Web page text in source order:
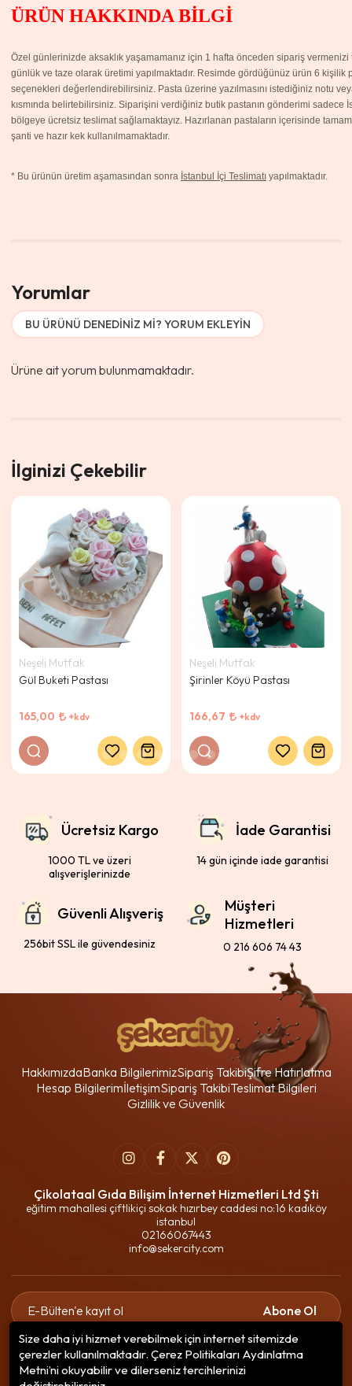
ÜRÜN HAKKINDA BİLGİ
Özel günlerinizde aksaklık yaşamamanız için 1 hafta önceden sipariş
günlük ve taze olarak üretimi yapılmaktadır. Resimde gördüğünüz ürün 6 kişilik
seçenekleri değerlendirebilirsiniz. Pasta üzerine yazılmasını istediğiniz notu
kısmında belirtebilirsiniz. Siparişini verdiğiniz butik pastanın gönderimi sadece
bölgeye ücretsiz teslimat sağlamaktayız. Hazırlanan pastaların içerisinde
şanti ve hazır kek kullanılmamaktadır.
* Bu ürünün üretim aşamasından sonra İstanbul İçi Teslimatı yapılmaktadır.
Yorumlar
BU ÜRÜNÜ DENEDINIZ MI? YORUM EKLEYIN
Ürüne ait yorum bulunmamaktadır.
İlginizi Çekebilir
Neşeli Mutfak
Gül Buketi Pastası
165,00 +kdv
Neşeli Mutfak
Şirinler Köyü Pastası
166,67 +kdv
Ücretsiz Kargo
1000 TL ve üzeri
alışverişlerinizde
İade Garantisi
14 gün içinde iade garantisi
Güvenli Alışveriş
256bit SSL ile güvendesiniz
Müşteri
Hizmetleri
0 216 606 74 43
HakkımızdaBanka BilgilerimizSipariş TakibiŞifre Hatırlatma
Hesap BilgilerimİletişimSipariş TakibiTeslimat Bilgileri
Gizlilik ve Güvenlik
Çikolataal Gıda Bilişim İnternet Hizmetleri Ltd Şti
eğitim mahallesi çiftlikiçi sokak hızırbey caddesi no:16 kadıköy
istanbul
02166067443
info@sekercity.com
Abone Ol
Gizlilik politikasınıokudum ve elektronik posta almayı kabul
ediyorum.
Size daha iyi hizmet verebilmek için internet sitemizde
çerezler kullanılmaktadır. Çerez Politikaları Aydınlatma
Metni’ni okuyabilir ve dilerseniz tercihlerinizi